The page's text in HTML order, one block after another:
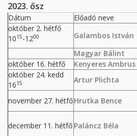
2023. ősz
Dátum Előadó neve
október 2. hétfő
1015-1200 Galambos István
Magyar Bálint
október 16. hétfő
Kenyeres Ambrus
október 24. kedd
1615 Artur Plichta
november 27. hétfőHrutka Bence
december 11. hétfő Paláncz Béla